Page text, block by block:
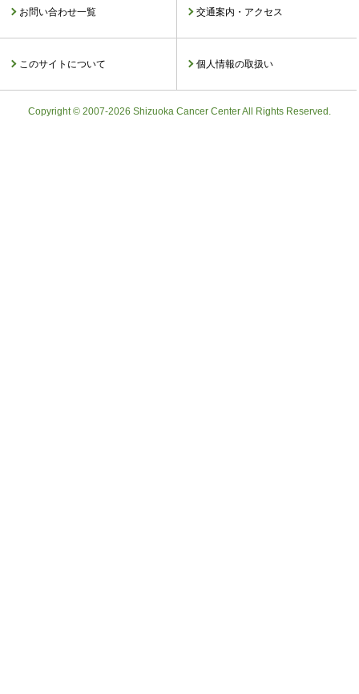
お問い合わせ一覧 交通案内・アクセス
このサイトについて 個人情報の取扱い
Copyright © 2007-2026 Shizuoka Cancer Center All Rights Reserved.